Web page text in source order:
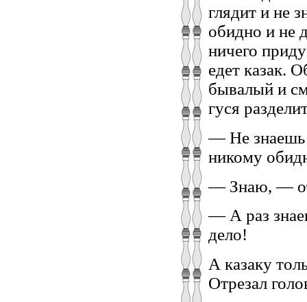
глядит и не
обидно и не
ничего
едет казак.
бывалый и
гуся
— Не знаешь
никому
— Знаю, —
— А раз
дело!
А казаку
Отрезал